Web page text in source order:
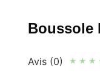
Boussole
Avis (0) ★ ★ ★